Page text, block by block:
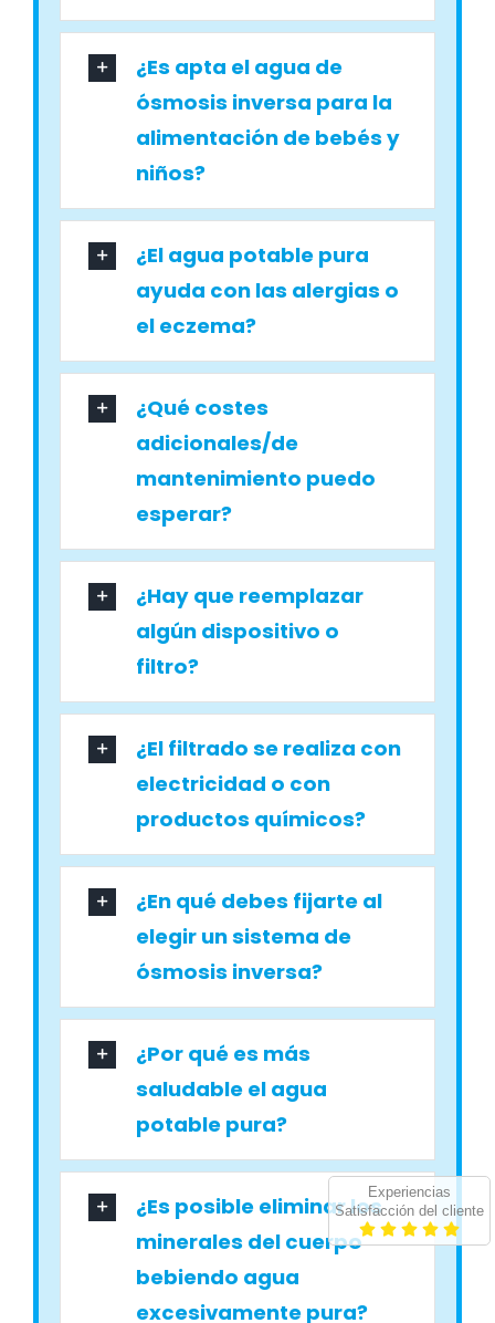
¿Es apta el agua de
ósmosis inversa para la
alimentación de bebés y
niños?
¿El agua potable pura
ayuda con las alergias o
el eczema?
¿Qué costes
adicionales/de
mantenimiento puedo
esperar?
¿Hay que reemplazar
algún dispositivo o
filtro?
¿El filtrado se realiza con
electricidad o con
productos químicos?
¿En qué debes fijarte al
elegir un sistema de
ósmosis inversa?
¿Por qué es más
saludable el agua
potable pura?
¿Es posible eliminar los
minerales del cuerpo
bebiendo agua
excesivamente pura?
Experiencias
Satisfacción del cliente